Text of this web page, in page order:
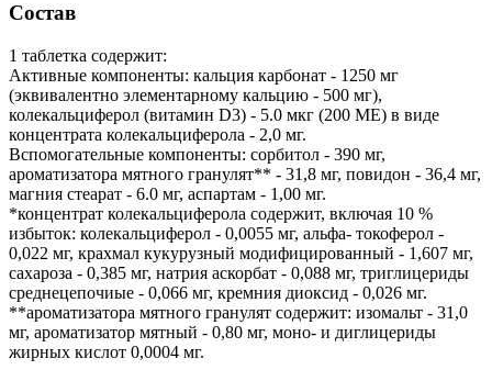
Состав
1 таблетка содержит:
Активные компоненты: кальция карбонат - 1250 мг
(эквивалентно элементарному кальцию - 500 мг),
колекальциферол (витамин D3) - 5.0 мкг (200 ME) в виде
концентрата колекальциферола - 2,0 мг.
Вспомогательные компоненты: сорбитол - 390 мг,
ароматизатора мятного гранулят** - 31,8 мг, повидон - 36,4 мг,
магния стеарат - 6.0 мг, аспартам - 1,00 мг.
*концентрат колекальциферола содержит, включая 10 %
избыток: колекальциферол - 0,0055 мг, альфа- токоферол -
0,022 мг, крахмал кукурузный модифицированный - 1,607 мг,
сахароза - 0,385 мг, натрия аскорбат - 0,088 мг, триглицериды
среднецепочиые - 0,066 мг, кремния диоксид - 0,026 мг.
**ароматизатора мятного гранулят содержит: изомальт - 31,0
мг, ароматизатор мятный - 0,80 мг, моно- и диглицериды
жирных кислот 0,0004 мг.